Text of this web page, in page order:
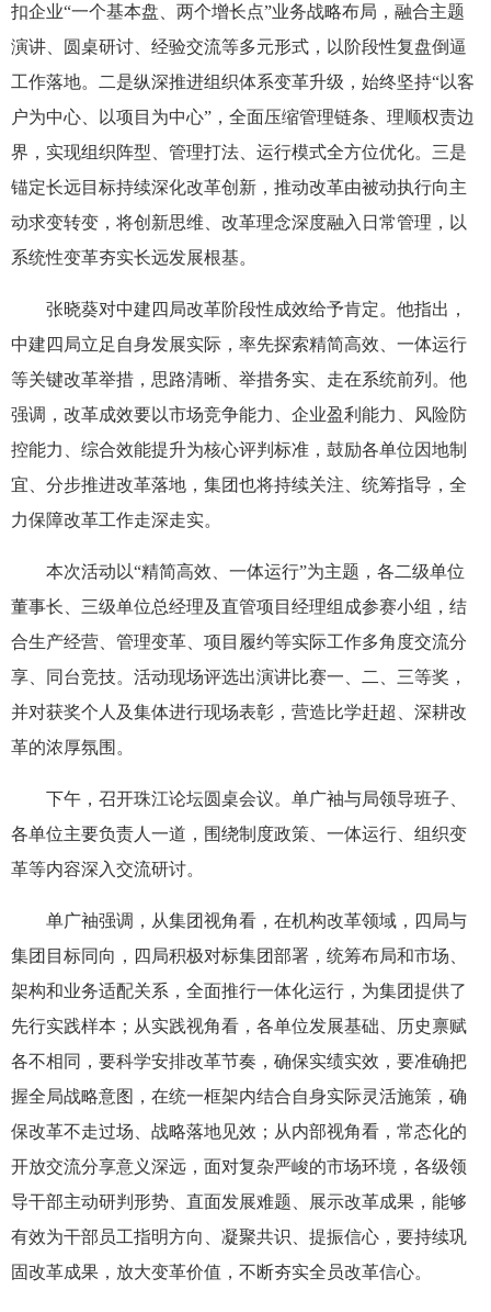
扣企业“一个基本盘、两个增长点”业务战略布局，融合主题
演讲、圆桌研讨、经验交流等多元形式，以阶段性复盘倒逼
工作落地。二是纵深推进组织体系变革升级，始终坚持“以客
户为中心、以项目为中心”，全面压缩管理链条、理顺权责边
界，实现组织阵型、管理打法、运行模式全方位优化。三是
锚定长远目标持续深化改革创新，推动改革由被动执行向主
动求变转变，将创新思维、改革理念深度融入日常管理，以
系统性变革夯实长远发展根基。
张晓葵对中建四局改革阶段性成效给予肯定。他指出，
中建四局立足自身发展实际，率先探索精简高效、一体运行
等关键改革举措，思路清晰、举措务实、走在系统前列。他
强调，改革成效要以市场竞争能力、企业盈利能力、风险防
控能力、综合效能提升为核心评判标准，鼓励各单位因地制
宜、分步推进改革落地，集团也将持续关注、统筹指导，全
力保障改革工作走深走实。
本次活动以“精简高效、一体运行”为主题，各二级单位
董事长、三级单位总经理及直管项目经理组成参赛小组，结
合生产经营、管理变革、项目履约等实际工作多角度交流分
享、同台竞技。活动现场评选出演讲比赛一、二、三等奖，
并对获奖个人及集体进行现场表彰，营造比学赶超、深耕改
革的浓厚氛围。
下午，召开珠江论坛圆桌会议。单广袖与局领导班子、
各单位主要负责人一道，围绕制度政策、一体运行、组织变
革等内容深入交流研讨。
单广袖强调，从集团视角看，在机构改革领域，四局与
集团目标同向，四局积极对标集团部署，统筹布局和市场、
架构和业务适配关系，全面推行一体化运行，为集团提供了
先行实践样本；从实践视角看，各单位发展基础、历史禀赋
各不相同，要科学安排改革节奏，确保实绩实效，要准确把
握全局战略意图，在统一框架内结合自身实际灵活施策，确
保改革不走过场、战略落地见效；从内部视角看，常态化的
开放交流分享意义深远，面对复杂严峻的市场环境，各级领
导干部主动研判形势、直面发展难题、展示改革成果，能够
有效为干部员工指明方向、凝聚共识、提振信心，要持续巩
固改革成果，放大变革价值，不断夯实全员改革信心。